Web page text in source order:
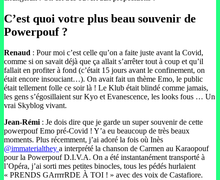
C’est quoi votre plus beau souvenir de
Powerpouf ?
Renaud : Pour moi c’est celle qu’on a faite juste avant la Covid,
comme si on savait déjà que ça allait s’arrêter tout à coup et qu’il
fallait en profiter à fond (c’était 15 jours avant le confinement, on
était encore insouciant…). On avait fait un thème Emo, le public
était tellement folle ce soir là ! Le Klub était blindé comme jamais,
les gens s’égosillaient sur Kyo et Evanescence, les looks fous … Un
vrai Skyblog vivant.
Jean-Rémi : Je dois dire que je garde un super souvenir de cette
powerpouf Emo pré-Covid ! Y’a eu beaucoup de très beaux
moments. Plus récemment, j’ai adoré la fois où Inès
@immaterialthey a interprété la chanson de Carmen au Karaopouf
pour la Powerpouf D.I.V.A. On a été instantanément transporté à
l’Opéra, j’ai sorti mes petites binocles, tous les pédés hurlaient
« PRENDS GArrrrRDE À TOI ! » avec des voix de Castafiore.